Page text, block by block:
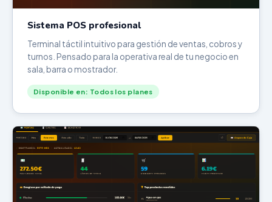
Sistema POS profesional
Terminal táctil intuitivo para gestión de ventas, cobros y
turnos. Pensado para la operativa real de tu negocio en
sala, barra o mostrador.
Disponible en: Todos los planes